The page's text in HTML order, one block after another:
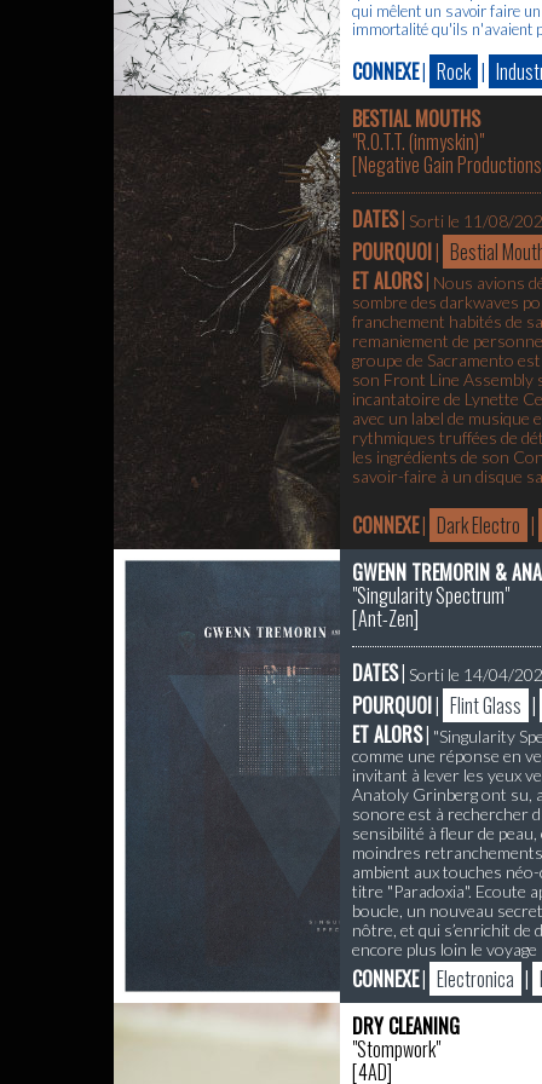
qui mêlent un savoir faire
immortalité qu'ils n'avaient
CONNEXE| Rock |
BESTIAL MOUTHS
"R.O.T.T. (inmyskin)"
[Negative Gain Productions
DATES| Sorti le 11/08/
POURQUOI| Bestial
ET ALORS| Nous avions
sombre des darkwaves
franchement habités de
remaniement de
groupe de Sacramento
son Front Line Assembly
incantatoire de Lynette
avec un label de
rythmiques truffées de
les ingrédients de son
savoir-faire à un disque
CONNEXE| Dark Electro |
GWENN TREMORIN &
"Singularity Spectrum"
[Ant-Zen]
DATES| Sorti le 14/04/
POURQUOI| Flint Glass |
ET ALORS| "Singularity
comme une réponse en
invitant à lever les yeux
Anatoly Grinberg ont su,
sonore est à rechercher
sensibilité à fleur de
moindres retranchements
ambient aux touches
titre "Paradoxia". Ecoute
boucle, un nouveau
nôtre, et qui s’enrichit de
encore plus loin le
CONNEXE| Electronica |
DRY CLEANING
"Stompwork"
[4AD]